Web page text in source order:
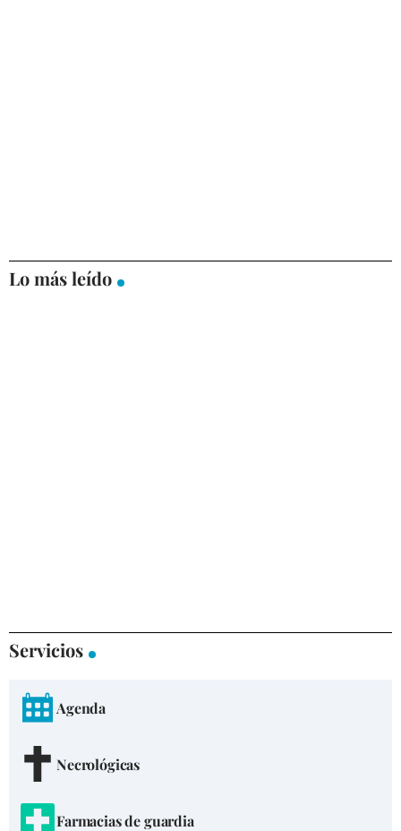
Lo más leído
Servicios
Agenda
Necrológicas
Farmacias de guardia